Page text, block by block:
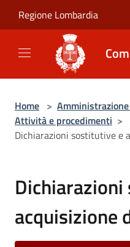
Regione Lombardia
Home >
Attività e procedimenti >
Dichiarazioni sostitutive e
acquisizione